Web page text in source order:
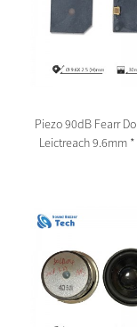
Piezo 90dB Fearr
Leictreach 9.6mm